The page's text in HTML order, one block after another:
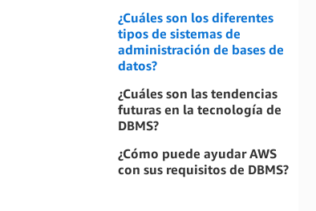
¿Cuáles son los diferentes
tipos de sistemas de
administración de bases de
datos?
¿Cuáles son las tendencias
futuras en la tecnología de
DBMS?
¿Cómo puede ayudar AWS
con sus requisitos de DBMS?